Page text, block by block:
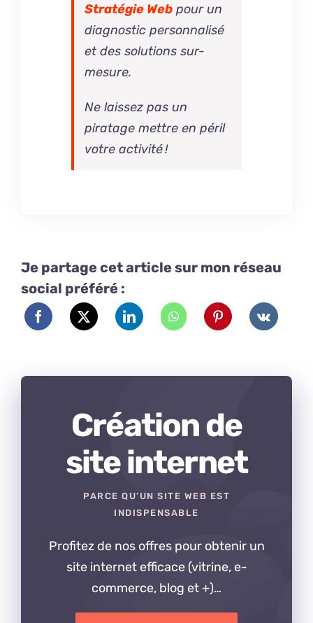
Stratégie Web pour un
diagnostic personnalisé
et des solutions sur-
mesure.
Ne laissez pas un
piratage mettre en péril
votre activité !
Je partage cet article sur mon réseau
social préféré :
Création de
site internet
PARCE QU’UN SITE WEB EST
INDISPENSABLE
Profitez de nos offres pour obtenir un
site internet efficace (vitrine, e-
commerce, blog et +)…